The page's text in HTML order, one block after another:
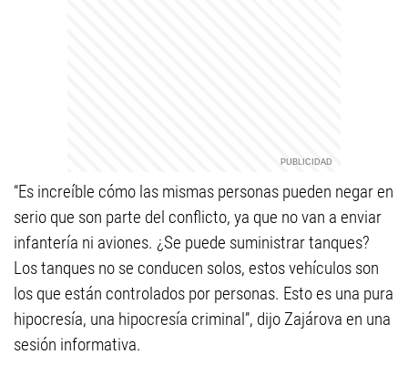
“Es increíble cómo las mismas personas pueden negar en
serio que son parte del conflicto, ya que no van a enviar
infantería ni aviones. ¿Se puede suministrar tanques?
Los tanques no se conducen solos, estos vehículos son
los que están controlados por personas. Esto es una pura
hipocresía, una hipocresía criminal”, dijo Zajárova en una
sesión informativa.